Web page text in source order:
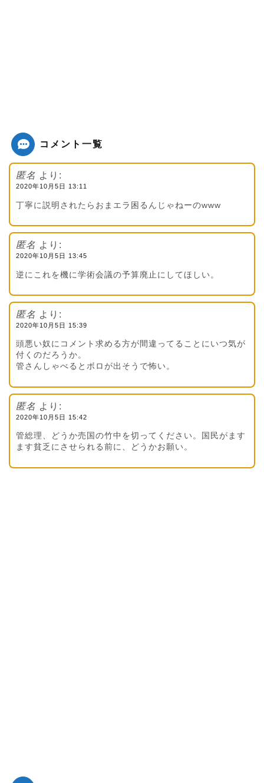
コメント一覧
匿名 より:
2020年10月5日 13:11
丁寧に説明されたらおまエラ困るんじゃねーのwww
匿名 より:
2020年10月5日 13:45
逆にこれを機に学術会議の予算廃止にしてほしい。
匿名 より:
2020年10月5日 15:39
頭悪い奴にコメント求める方が間違ってることにいつ気が
付くのだろうか。
管さんしゃべるとボロが出そうで怖い。
匿名 より:
2020年10月5日 15:42
管総理、どうか売国の竹中を切ってください。国民がます
ます貧乏にさせられる前に、どうかお願い。